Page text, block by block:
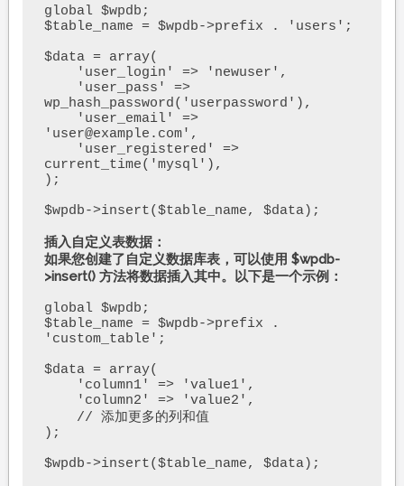
global $wpdb;
$table_name = $wpdb->prefix . 'users';
$data = array(
wp_hash_password('userpassword'),
'user@example.com',
current_time('mysql'),
);
$wpdb->insert($table_name, $data);
插入自定义表数据：
如果您创建了自定义数据库表，可以使用 $wpdb-
>insert() 方法将数据插入其中。以下是一个示例：
global $wpdb;
$table_name = $wpdb->prefix .
'custom_table';
$data = array(
);
$wpdb->insert($table_name, $data);